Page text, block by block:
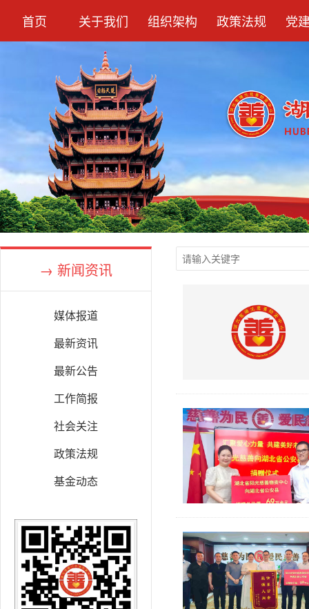
首页 关于我们 组织架构 政策法规 党
→ 新闻资讯
媒体报道
最新资讯
最新公告
工作简报
社会关注
政策法规
基金动态